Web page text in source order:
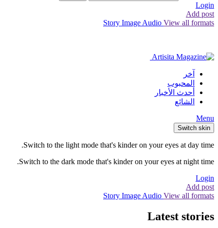
Login
Add post
Story Image Audio View all formats
آخر
المحبوب
أحدث الأخبار
الشائع
Menu
Switch skin
Switch to the light mode that's kinder on your eyes at day time.
Switch to the dark mode that's kinder on your eyes at night time.
Login
Add post
Story Image Audio View all formats
Latest stories